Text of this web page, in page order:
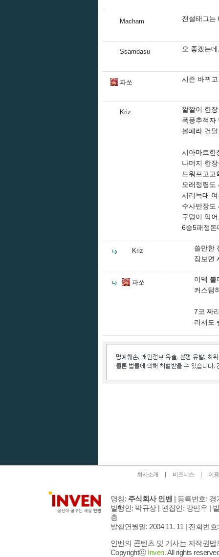
Macham 전설태그는
Ssamdasu 오 좋겠는
파쏘 시즌 바뀌
Kriz
깔깔이 한
폭풍추적자
볼페라 건
시아마트한
나머지 한
드워프고고
모래정령도
서리늑대
수사반장도
구덩이 악
6승5패정돈
Kriz
쓸만한
장보면
파쏘
이덱 볼
커스텀
7코 짜
리셔도
회사소개 비즈니스 이
명칭: 주식회사 인벤 | 등록번호: 경
발행인: 박규상 | 편집인: 강민우 |
층
발행연월일: 2004 11. 11 | 전화번호
인벤의 콘텐츠 및 기사는 저작권
Copyrightⓒ Inven.All rights